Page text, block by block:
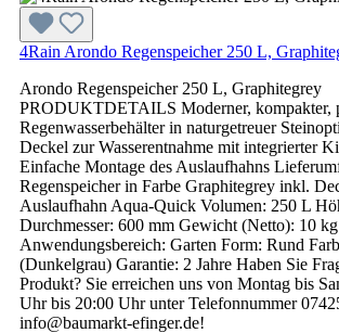
4Rain Arondo Regenspeicher 250 L,
Arondo Regenspeicher 250 L, Graphitegrey
PRODUKTDETAILS Moderner, kompakter,
Regenwasserbehälter in naturgetreuer
Deckel zur Wasserentnahme mit integrierter
Einfache Montage des Auslaufhahns
Regenspeicher in Farbe Graphitegrey inkl.
Auslaufhahn Aqua-Quick Volumen: 250 L
Durchmesser: 600 mm Gewicht (Netto): 10 kg
Anwendungsbereich: Garten Form: Rund
(Dunkelgrau) Garantie: 2 Jahre Haben Sie
Produkt? Sie erreichen uns von Montag bis
Uhr bis 20:00 Uhr unter Telefonnummer
info@baumarkt-efinger.de!